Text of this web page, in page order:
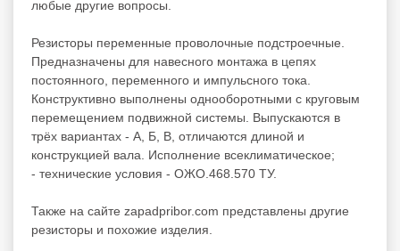
любые другие вопросы.
Резисторы переменные проволочные подстроечные.
Предназначены для навесного монтажа в цепях
постоянного, переменного и импульсного тока.
Конструктивно выполнены однооборотными с круговым
перемещением подвижной системы. Выпускаются в
трёх вариантах - А, Б, В, отличаются длиной и
конструкцией вала. Исполнение всеклиматическое;
- технические условия - ОЖО.468.570 ТУ.
Также на сайте zapadpribor.com представлены другие
резисторы и похожие изделия.